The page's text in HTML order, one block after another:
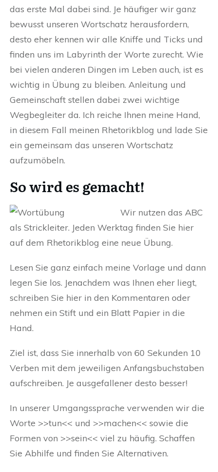
das erste Mal dabei sind. Je häufiger wir ganz
bewusst unseren Wortschatz herausfordern,
desto eher kennen wir alle Kniffe und Ticks und
finden uns im Labyrinth der Worte zurecht. Wie
bei vielen anderen Dingen im Leben auch, ist es
wichtig in Übung zu bleiben. Anleitung und
Gemeinschaft stellen dabei zwei wichtige
Wegbegleiter da. Ich reiche Ihnen meine Hand,
in diesem Fall meinen Rhetorikblog und lade Sie
ein gemeinsam das unseren Wortschatz
aufzumöbeln.
So wird es gemacht!
Wir nutzen das ABC
als Strickleiter. Jeden Werktag finden Sie hier
auf dem Rhetorikblog eine neue Übung.
Lesen Sie ganz einfach meine Vorlage und dann
legen Sie los. Jenachdem was Ihnen eher liegt,
schreiben Sie hier in den Kommentaren oder
nehmen ein Stift und ein Blatt Papier in die
Hand.
Ziel ist, dass Sie innerhalb von 60 Sekunden 10
Verben mit dem jeweiligen Anfangsbuchstaben
aufschreiben. Je ausgefallener desto besser!
In unserer Umgangssprache verwenden wir die
Worte >>tun<< und >>machen<< sowie die
Formen von >>sein<< viel zu häufig. Schaffen
Sie Abhilfe und finden Sie Alternativen.